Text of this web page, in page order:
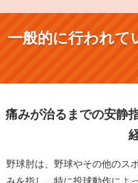
一般的に行われて
痛みが治るまでの安静
野球肘は、野球やその他のス